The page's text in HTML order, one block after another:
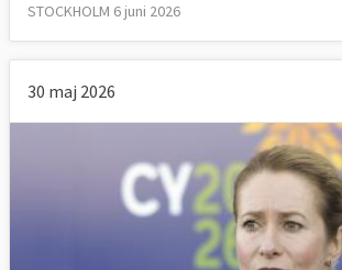
STOCKHOLM 6 juni 2026
30 maj 2026